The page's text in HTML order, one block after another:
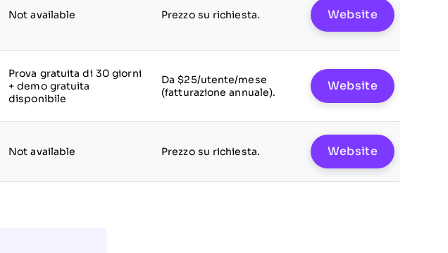
Not available Prezzo su richiesta. Website
Prova gratuita di 30 giorni
+ demo gratuita
disponibile
Da $25/utente/mese
(fatturazione annuale).
Website
Not available Prezzo su richiesta. Website